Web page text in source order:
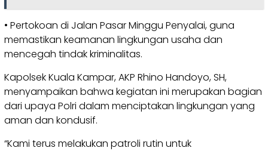
• Pertokoan di Jalan Pasar Minggu Penyalai, guna
memastikan keamanan lingkungan usaha dan
mencegah tindak kriminalitas.
Kapolsek Kuala Kampar, AKP Rhino Handoyo, SH,
menyampaikan bahwa kegiatan ini merupakan bagian
dari upaya Polri dalam menciptakan lingkungan yang
aman dan kondusif.
“Kami terus melakukan patroli rutin untuk